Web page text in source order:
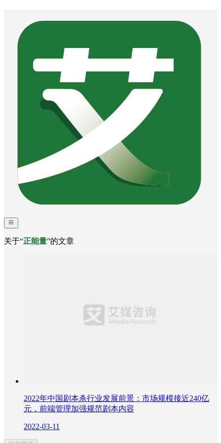
关于“正能量”的文章
2022年中国剧本杀行业发展前景：市场规模接近240亿
元，前端管理加强规范剧本内容
2022-03-11